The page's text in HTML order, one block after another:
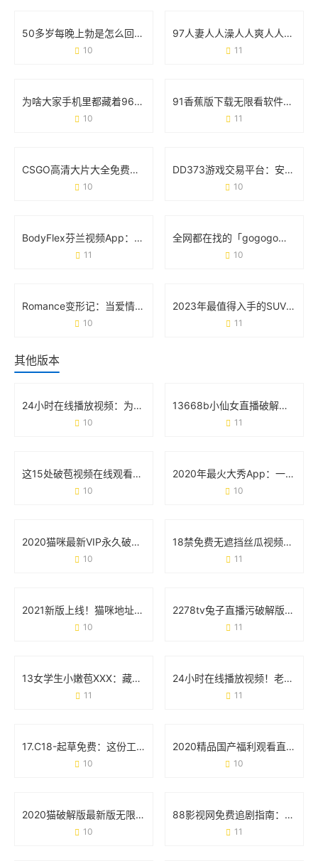
50多岁每晚上勃是怎么回事？医生解读真实原因和应对方案
10
97人妻人人澡人人爽人人澡人人学生：一场关于符号与现实的碰撞
11
为啥大家手机里都藏着9612黄桃视频iOS？看完这几点你就懂了
10
91香蕉版下载无限看软件：用户关心的那些事儿
11
CSGO高清大片大全免费观看：玩家的必备资源库与实战技巧
10
DD373游戏交易平台：安全、高效与玩家信赖的虚拟经济枢纽
10
BodyFlex芬兰视频App：重新定义你的健身方式
11
全网都在找的「gogogo免费高清完整版」，到底有多香？
10
Romance变形记：当爱情在21世纪玩起“变装游戏”
10
2023年最值得入手的SUV车型排名前十名：家庭出行与越野性能如何选？
11
其他版本
24小时在线播放视频：为什么它正在重塑你的娱乐生活？
10
13668b小仙女直播破解版：用户关心的真相与避坑指南
11
这15处破苞视频在线观看的争议 背后藏着什么真相？
10
2020年最火大秀App：一场全民狂欢背后的真相
10
2020猫咪最新VIP永久破解版安卓版：用户真实需求与风险避坑指南
10
18禁免费无遮挡丝瓜视频大秀版：用户需求与平台安全的双向博弈
11
2021新版上线！猫咪地址在线观看的正确打开方式
10
2278tv兔子直播污破解版无限次数版：用户追捧背后的多重隐患
11
13女学生小嫩苞XXX：藏在标签下的真实声音
11
24小时在线播放视频！老司机app为何成为用户心头好？
11
17.C18-起草免费：这份工具如何帮你省下90%的文书时间？
10
2020精品国产福利观看直播：一场属于普通人的快乐革命
10
2020猫破解版最新版无限观看版：这些真相你可能还不知道
10
88影视网免费追剧指南：《大唐荣耀》为何成为古装剧迷的首选？
11